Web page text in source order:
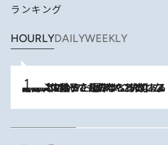
ランキング
HOURLYDAILYWEEKLY
2026.8.5
【阿川佐和子さんの年とる力】なぜ70代で始めた趣味は“こんなに楽しい”のか？ ピアノ、俳句…スランプに陥っても続けられる“ある秘訣”とは